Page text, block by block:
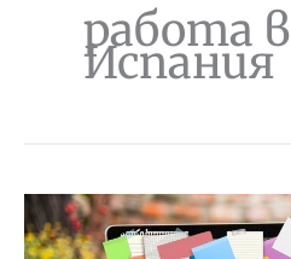
работа в
Испания